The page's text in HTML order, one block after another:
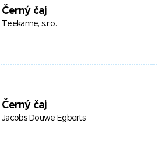
Černý čaj
Teekanne, s.r.o.
Černý čaj
Jacobs Douwe Egberts